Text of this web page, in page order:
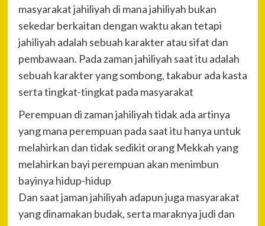
masyarakat jahiliyah di mana jahiliyah bukan
sekedar berkaitan dengan waktu akan tetapi
jahiliyah adalah sebuah karakter atau sifat dan
pembawaan. Pada zaman jahiliyah saat itu adalah
sebuah karakter yang sombong, takabur ada kasta
serta tingkat-tingkat pada masyarakat
Perempuan di zaman jahiliyah tidak ada artinya
yang mana perempuan pada saat itu hanya untuk
melahirkan dan tidak sedikit orang Mekkah yang
melahirkan bayi perempuan akan menimbun
bayinya hidup-hidup
Dan saat jaman jahiliyah adapun juga masyarakat
yang dinamakan budak, serta maraknya judi dan